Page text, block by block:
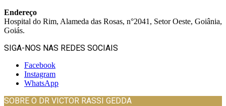
Endereço
Hospital do Rim, Alameda das Rosas, n°2041, Setor Oeste, Goiânia,
Goiás.
SIGA-NOS NAS REDES SOCIAIS
Facebook
Instagram
WhatsApp
SOBRE O DR VICTOR RASSI GEDDA